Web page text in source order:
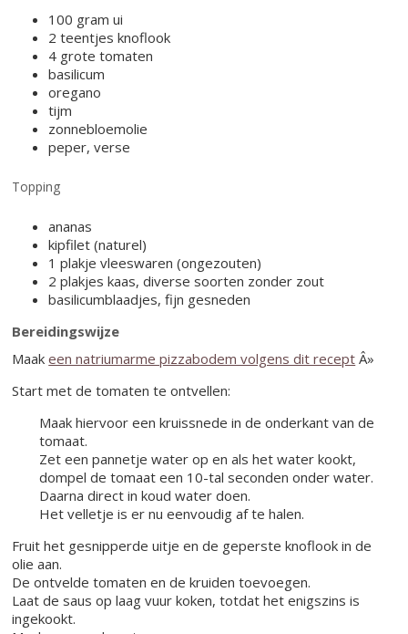
100 gram ui
2 teentjes knoflook
4 grote tomaten
basilicum
oregano
tijm
zonnebloemolie
peper, verse
Topping
ananas
kipfilet (naturel)
1 plakje vleeswaren (ongezouten)
2 plakjes kaas, diverse soorten zonder zout
basilicumblaadjes, fijn gesneden
Bereidingswijze
Maakeen natriumarme pizzabodem volgens dit recept Â»
Start met de tomaten te ontvellen:
Maak hiervoor een kruissnede in de onderkant van de
tomaat.
Zet een pannetje water op en als het water kookt,
dompel de tomaat een 10-tal seconden onder water.
Daarna direct in koud water doen.
Het velletje is er nu eenvoudig af te halen.
Fruit het gesnipperde uitje en de geperste knoflook in de
olie aan.
De ontvelde tomaten en de kruiden toevoegen.
Laat de saus op laag vuur koken, totdat het enigszins is
ingekookt.